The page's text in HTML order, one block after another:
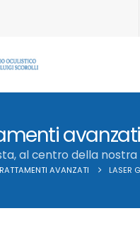
avanzati
al centro della
AVANZATI LASER